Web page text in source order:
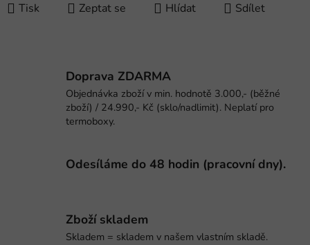
Tisk Zeptat se Hlídat Sdílet
Doprava ZDARMA
Objednávka zboží v min. hodnotě 3.000,- (běžné
zboží) / 24.990,- Kč (sklo/nadlimit). Neplatí pro
termoboxy.
Odesíláme do 48 hodin (pracovní dny).
Zboží skladem
Skladem = skladem v našem vlastním skladě.